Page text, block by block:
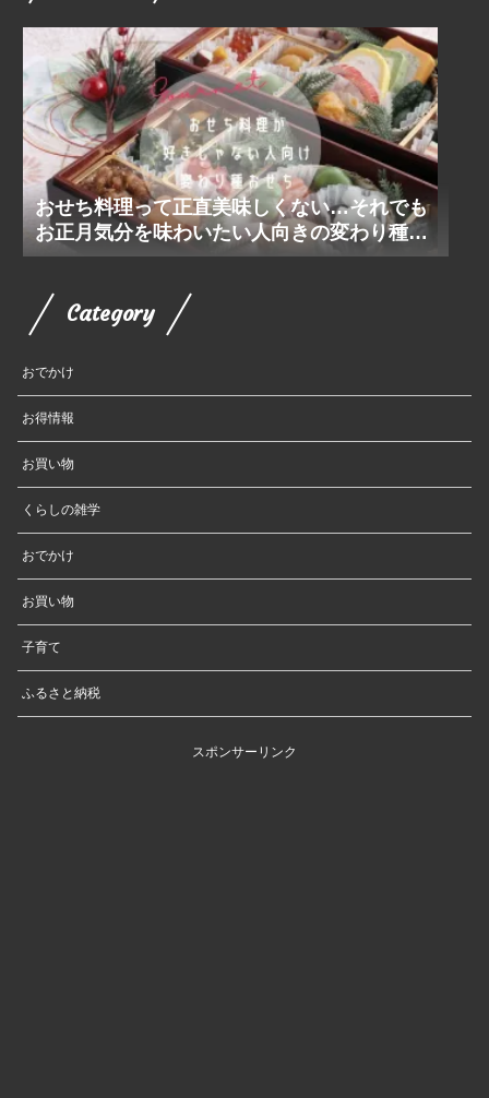
おせち料理って正直美味しくない…それでも
お正月気分を味わいたい人向きの変わり種お
せち
Category
おでかけ
お得情報
お買い物
くらしの雑学
おでかけ
お買い物
子育て
ふるさと納税
スポンサーリンク